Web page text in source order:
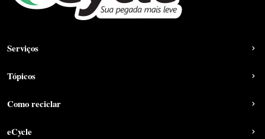
Serviços
Tópicos
Como reciclar
eCycle